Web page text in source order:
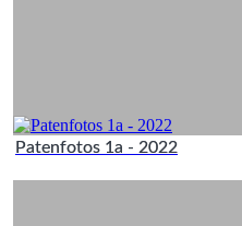
Patenfotos 1a - 2022